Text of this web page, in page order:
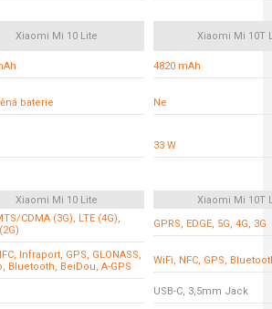
Xiaomi Mi 10 Lite Xiaomi Mi 10T
4820 mAh
baterie Ne
33 W
Xiaomi Mi 10 Lite
Xiaomi Mi 10T
CDMA (3G), LTE (4G),
GPRS, EDGE, 5G, 4G, 3G
Infraport, GPS, GLONASS,
Bluetooth, BeiDou, A-GPS
WiFi, NFC, GPS,
USB-C, 3,5mm Jack